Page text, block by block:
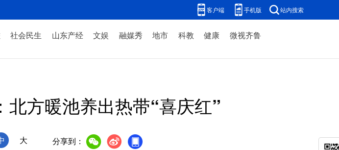
客户端 手机版 站内搜索
社会民生 山东产经 文娱 融媒秀 地市 科教 健康 微视齐鲁
北方暖池养出热带“喜庆红”
大 分享到：